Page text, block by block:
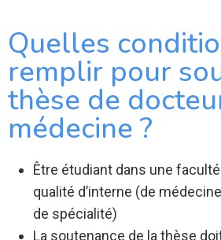
Quelles
remplir pour
thèse de
médecine ?
Être étudiant dans une
qualité d’interne (de
de spécialité)
La soutenance de la thèse